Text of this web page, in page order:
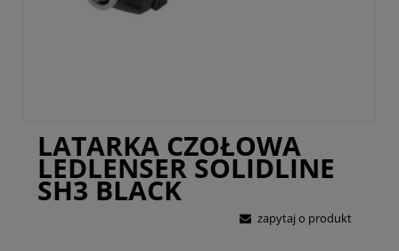
LATARKA CZOŁOWA
LEDLENSER SOLIDLINE
SH3 BLACK
zapytaj o produkt